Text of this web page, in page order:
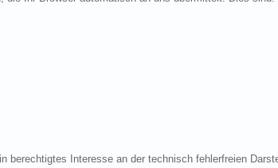
Interesse an der technisch fehlerfreien